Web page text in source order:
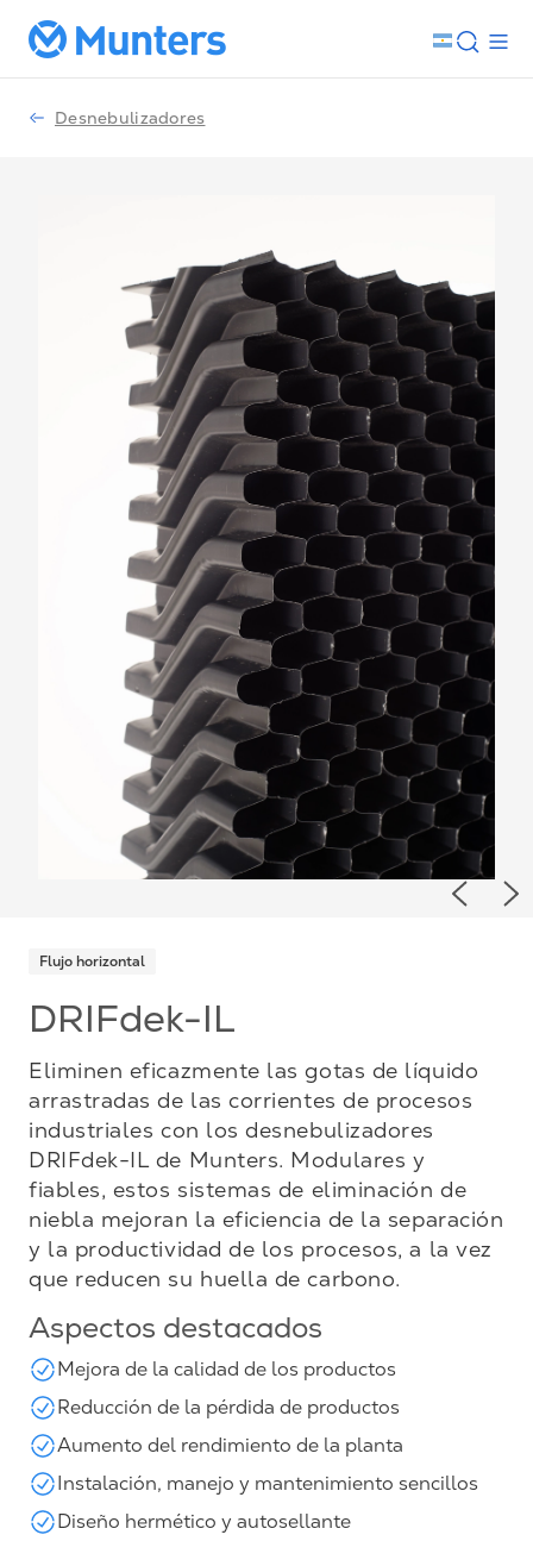
Desnebulizadores
Flujo horizontal
DRIFdek-IL
Eliminen eficazmente las gotas de líquido
arrastradas de las corrientes de procesos
industriales con los desnebulizadores
DRIFdek-IL de Munters. Modulares y
fiables, estos sistemas de eliminación de
niebla mejoran la eficiencia de la separación
y la productividad de los procesos, a la vez
que reducen su huella de carbono.
Aspectos destacados
Mejora de la calidad de los productos
Reducción de la pérdida de productos
Aumento del rendimiento de la planta
Instalación, manejo y mantenimiento sencillos
Diseño hermético y autosellante